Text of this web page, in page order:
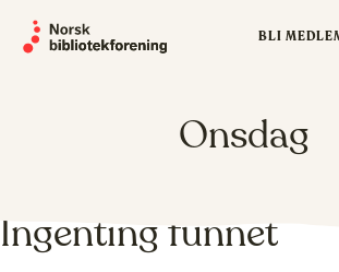
BLI
Onsdag
Ingenting funnet